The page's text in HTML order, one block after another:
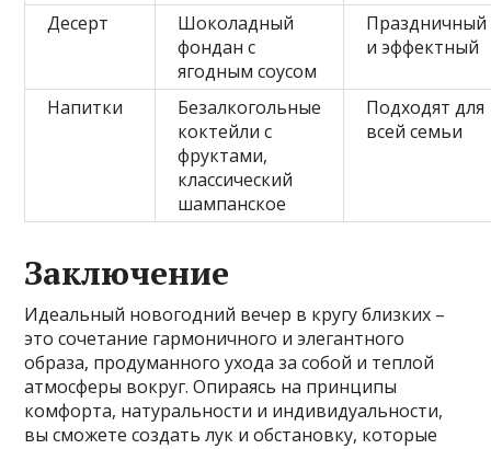
Десерт
Шоколадный
фондан с
ягодным соусом
Праздничный
и эффектный
Напитки
Безалкогольные
коктейли с
фруктами,
классический
шампанское
Подходят для
всей семьи
Заключение
Идеальный новогодний вечер в кругу близких –
это сочетание гармоничного и элегантного
образа, продуманного ухода за собой и теплой
атмосферы вокруг. Опираясь на принципы
комфорта, натуральности и индивидуальности,
вы сможете создать лук и обстановку, которые